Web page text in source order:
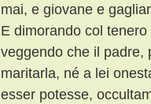
mai, e giovane e
E dimorando col
veggendo che il padre,
maritarla, né a lei
esser potesse,